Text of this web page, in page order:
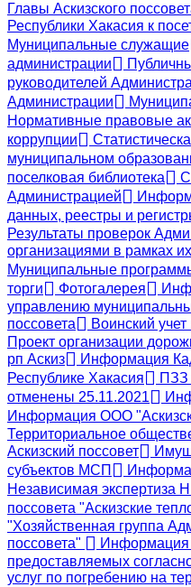
Главы Аскизского
Республики Хакасия к
Муниципальные служащие
администрации
руководителей
Администрации
Нормативные правовые
коррупции
муниципальном
поселковая библиотека
Администрацией
данных, реестры и
Результаты проверок
организациями в рамках
Муниципальные
торги
Фотогалерея
управлению
поссовета
Воинский
Проект организации
рп Аскиз
Информация
Республике Хакасия
ПЗЗ
отменены 25.11.2021
Информация ООО
Территориальное
Аскизский поссовет
субъектов МСП
Независимая экспертиза
поссовета "Аскизские
"Хозяйственная группа
поссовета"
Информация
предоставляемых
услуг по погребению на